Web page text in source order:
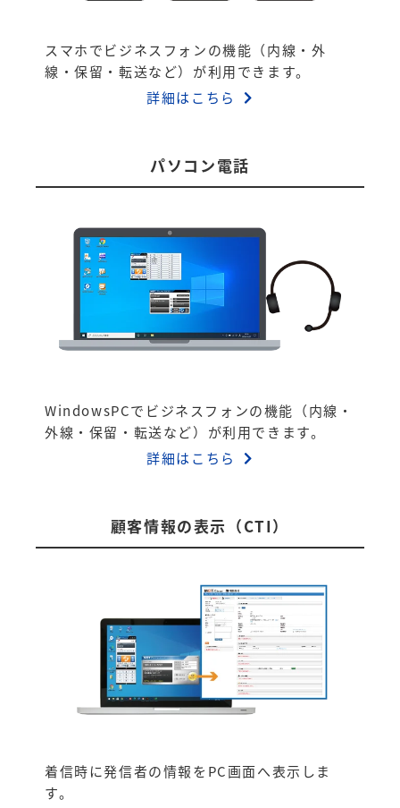
スマホでビジネスフォンの機能（内線・外
線・保留・転送など）が利用できます。
詳細はこちら
パソコン電話
WindowsPCでビジネスフォンの機能（内線・
外線・保留・転送など）が利用できます。
詳細はこちら
顧客情報の表示（CTI）
着信時に発信者の情報をPC画面へ表示しま
す。